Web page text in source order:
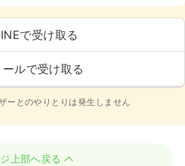
で受け取る
ールで受け取る
ーとのやりとりは発生しません
上部へ戻る